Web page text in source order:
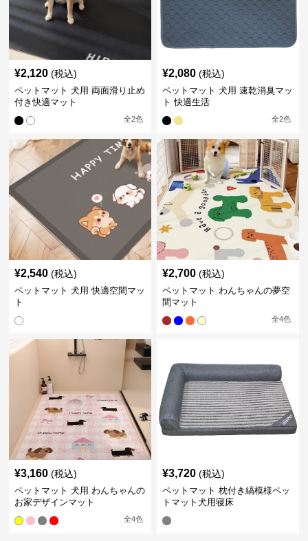
¥2,120 (税込)
ペットマット 犬用 両面滑り止め
付き快適マット
全2色
¥2,080 (税込)
ペットマット 犬用 速乾消臭マッ
ト 快適生活
全2色
¥2,540 (税込)
ペットマット 犬用 快適空間マッ
ト
¥2,700 (税込)
ペットマット わんちゃんの夢空
間マット
全4色
¥3,160 (税込)
ペットマット 犬用 わんちゃんの
お家デザインマット
全4色
¥3,720 (税込)
ペットマット 枕付き縞模様ペッ
トマット犬用寝床